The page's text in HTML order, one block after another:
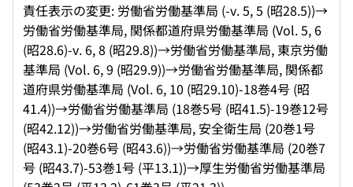
責任表示の変更: 労働省労働基準局 (-v. 5, 5 (昭28.5))→
労働省労働基準局, 関係都道府県労働基準局 (Vol. 5, 6
(昭28.6)-v. 6, 8 (昭29.8))→労働省労働基準局, 東京労働
基準局 (Vol. 6, 9 (昭29.9))→労働省労働基準局, 関係都
道府県労働基準局 (Vol. 6, 10 (昭29.10)-18巻4号 (昭
41.4))→労働省労働基準局 (18巻5号 (昭41.5)-19巻12号
(昭42.12))→労働省労働基準局, 安全衛生局 (20巻1号
(昭43.1)-20巻6号 (昭43.6))→労働省労働基準局 (20巻7
号 (昭43.7)-53巻1号 (平13.1))→厚生労働省労働基準局